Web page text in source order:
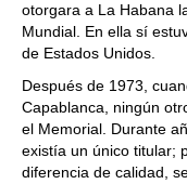
otorgara a La Habana
Mundial. En ella sí
de Estados Unidos.
Después de 1973,
Capablanca, ningún
el Memorial. Durante
existía un único titular;
diferencia de calidad,